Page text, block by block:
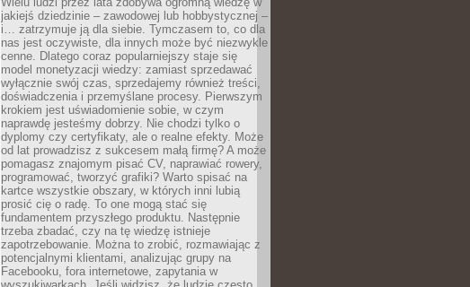
jakiejś dziedzinie – zawodowej lub hobbystycznej –
i… zatrzymuje ją dla siebie. Tymczasem to, co dla
nas jest oczywiste, dla innych może być niezwykle
cenne. Dlatego coraz popularniejszy staje się
model monetyzacji wiedzy: zamiast sprzedawać
wyłącznie swój czas, sprzedajemy również treści,
doświadczenia i przemyślane procesy. Pierwszym
krokiem jest uświadomienie sobie, w czym
naprawdę jesteśmy dobrzy. Nie chodzi tylko o
dyplomy czy certyfikaty, ale o realne efekty. Może
od lat prowadzisz z sukcesem małą firmę? A może
pomagasz znajomym pisać CV, naprawiać rowery,
programować, tworzyć grafiki? Warto spisać na
kartce wszystkie obszary, w których inni lubią
prosić cię o radę. To one mogą stać się
fundamentem przyszłego produktu. Następnie
trzeba zbadać, czy na tę wiedzę istnieje
zapotrzebowanie. Można to zrobić, rozmawiając z
potencjalnymi klientami, analizując grupy na
Facebooku, fora internetowe, zapytania w